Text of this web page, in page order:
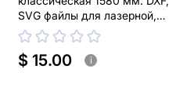
SVG файлы для лазерной,
плазменной резки
$ 15.00 i